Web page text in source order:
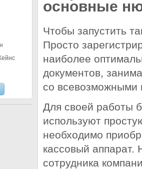
основные
Чтобы запустить
Просто
наиболее
документов,
со всевозможными
Для своей работы
используют
необходимо
кассовый аппарат.
сотрудника